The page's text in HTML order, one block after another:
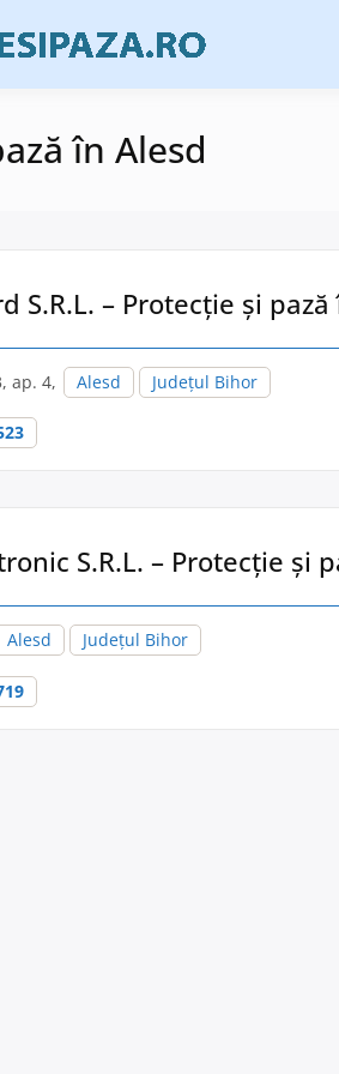
Firme de
în Alesd
S.R.L. – Protecție și
ap. 4, Alesd Județul Bihor
S.R.L. – Protecție și
Alesd Județul Bihor